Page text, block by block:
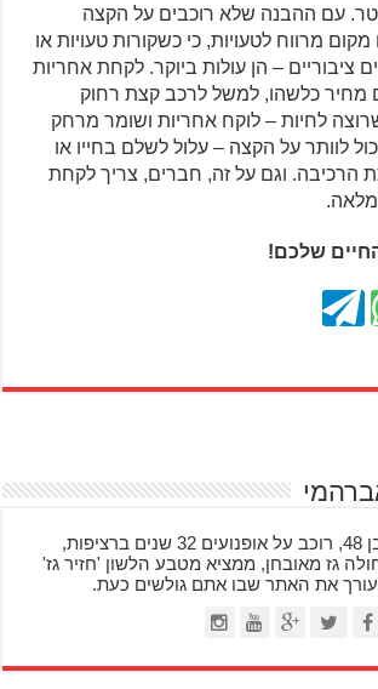
עם ההבנה שלא רוכבים על הקצה
מרווח לטעויות, כי כשקורות טעויות או
ציבוריים – הן עולות ביוקר. לקחת אחריות
מחיר כלשהו, למשל לרכב קצת רחוק
לחיות – לוקח אחריות ושומר מרחק
לוותר על הקצה – עלול לשלם בחייו או
הרכיבה. וגם על זה, חברים, צריך לקחת
מלאה.
שלכם!
בן 48, רוכב על אופנועים 32 שנים ברציפות,
גז מאובחן, ממציא מטבע הלשון 'חזיר גז'
את האתר שבו אתם גולשים כעת.